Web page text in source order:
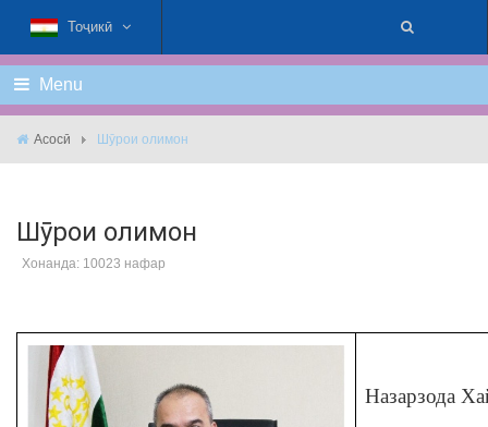
Тоҷикӣ
Menu
Асосӣ Шӯрои олимон
Шӯрои олимон
Хонанда: 10023 нафар
Назарзода